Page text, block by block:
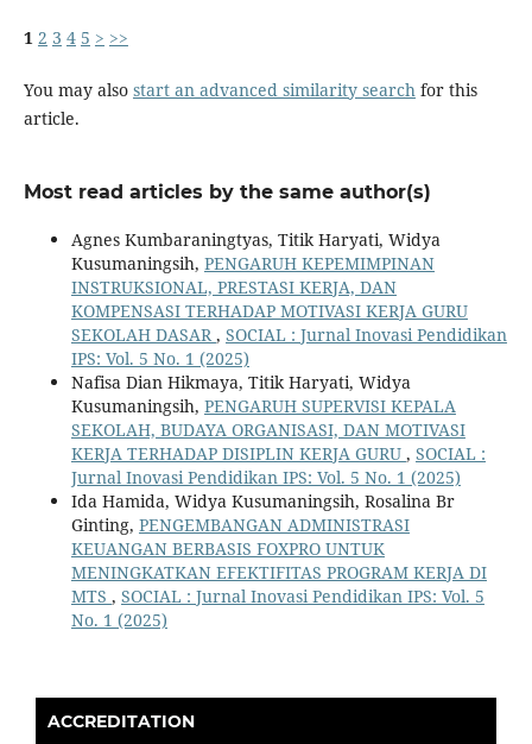
1 2 3 4 5 > >>
You may also start an advanced similarity searchfor this
article.
Most read articles by the same author(s)
Agnes Kumbaraningtyas, Titik Haryati, Widya
Kusumaningsih, PENGARUH KEPEMIMPINAN
INSTRUKSIONAL, PRESTASI KERJA, DAN
KOMPENSASI TERHADAP MOTIVASI KERJA GURU
SEKOLAH DASAR, SOCIAL : Jurnal Inovasi Pendidikan
IPS: Vol. 5 No. 1 (2025)
Nafisa Dian Hikmaya, Titik Haryati, Widya
Kusumaningsih, PENGARUH SUPERVISI KEPALA
SEKOLAH, BUDAYA ORGANISASI, DAN MOTIVASI
KERJA TERHADAP DISIPLIN KERJA GURU , SOCIAL :
Jurnal Inovasi Pendidikan IPS: Vol. 5 No. 1 (2025)
Ida Hamida, Widya Kusumaningsih, Rosalina Br
Ginting, PENGEMBANGAN ADMINISTRASI
KEUANGAN BERBASIS FOXPRO UNTUK
MENINGKATKAN EFEKTIFITAS PROGRAM KERJA DI
MTS , SOCIAL : Jurnal Inovasi Pendidikan IPS: Vol. 5
No. 1 (2025)
ACCREDITATION